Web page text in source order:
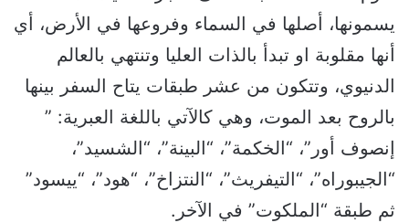
يسمونها، أصلها في السماء وفروعها في الأرض، أي
أنها مقلوبة او تبدأ بالذات العليا وتنتهي بالعالم
الدنيوي، وتتكون من عشر طبقات يتاح السفر بينها
بالروح بعد الموت، وهي كالآتي باللغة العبرية: ”
إنصوف أور”، “الخكمة”، “البينة”، “الشسيد”،
“الجيبوراه”، “التيفريث”، “النتزاخ”، “هود”، “ييسود”
ثم طبقة “الملكوت” في الآخر.